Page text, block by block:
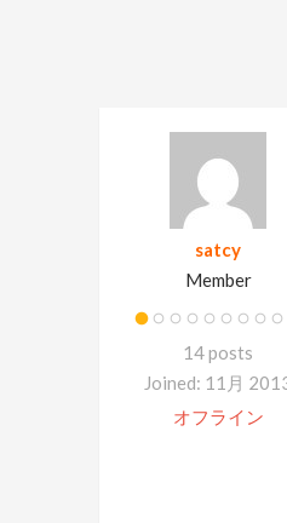
satcy
Member
14 posts
Joined: 11月
オフライン